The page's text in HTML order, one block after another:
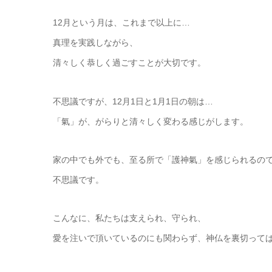
12月という月は、これまで以上に…
真理を実践しながら、
清々しく恭しく過ごすことが大切です。
不思議ですが、12月1日と1月1日の朝は…
「氣」が、がらりと清々しく変わる感じがします。
家の中でも外でも、至る所で「護神氣」を感じられるの
不思議です。
こんなに、私たちは支えられ、守られ、
愛を注いで頂いているのにも関わらず、神仏を裏切って